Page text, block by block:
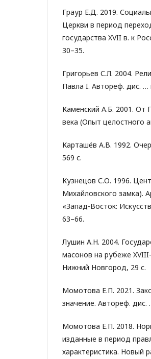
Граур Е.Д. 2019.
Церкви в период
государства XVII в. к
30–35.
Григорьев С.Л. 2004.
Павла I. Автореф. дис. …
Каменский А.Б. 2001.
века (Опыт целостного
Карташёв А.В. 1992.
569 с.
Кузнецов С.О. 1996.
Михайловского замка).
«Запад-Восток:
63–66.
Лушин А.Н. 2004.
масонов на рубеже
Нижний Новгород, 29 с.
Момотова Е.П. 2021.
значение. Автореф.
Момотова Е.П. 2018.
изданные в период
характеристика. Новый